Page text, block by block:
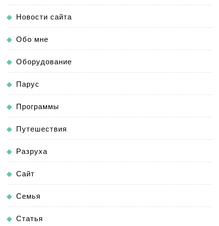
Новости сайта
Обо мне
Оборудование
Парус
Программы
Путешествия
Разруха
Сайт
Семья
Статья